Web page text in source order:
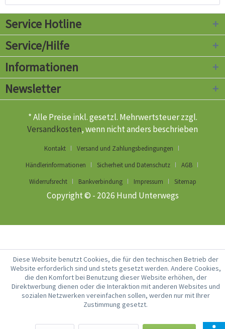
Service Hotline
Service/Hilfe
Informationen
Newsletter
* Alle Preise inkl. gesetzl. Mehrwertsteuer zzgl.
Versandkosten, wenn nicht anders beschrieben
Kontakt
Versand und Zahlungsbedingungen
Händlerinformationen
Sicherheit und Datenschutz
AGB
Widerrufsrecht
Bankverbindung Impressum Sitemap
Copyright © - 2026 Hund Unterwegs
Diese Website benutzt Cookies, die für den technischen Betrieb der
Website erforderlich sind und stets gesetzt werden. Andere Cookies,
die den Komfort bei Benutzung dieser Website erhöhen, der
Direktwerbung dienen oder die Interaktion mit anderen Websites und
sozialen Netzwerken vereinfachen sollen, werden nur mit Ihrer
Zustimmung gesetzt.